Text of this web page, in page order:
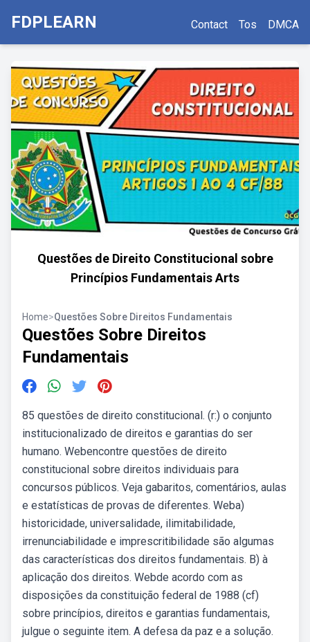
FDPLEARN Contact Tos DMCA
Questões de Direito Constitucional sobre
Princípios Fundamentais Arts
Home>Questões Sobre Direitos Fundamentais
Questões Sobre Direitos
Fundamentais
85 questões de direito constitucional. (r:) o conjunto
institucionalizado de direitos e garantias do ser
humano. Webencontre questões de direito
constitucional sobre direitos individuais para
concursos públicos. Veja gabaritos, comentários, aulas
e estatísticas de provas de diferentes. Weba)
historicidade, universalidade, ilimitabilidade,
irrenunciabilidade e imprescritibilidade são algumas
das características dos direitos fundamentais. B) à
aplicação dos direitos. Webde acordo com as
disposições da constituição federal de 1988 (cf)
sobre princípios, direitos e garantias fundamentais,
julgue o seguinte item. A defesa da paz e a solução.